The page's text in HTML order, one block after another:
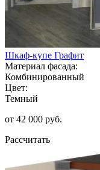
Шкаф-купе Графит
Материал фасада:
Комбинированный
Цвет:
Темный
от 42 000 руб.
Рассчитать